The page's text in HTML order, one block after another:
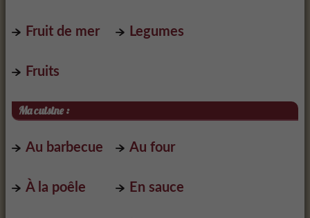
Fruit de mer Legumes
Fruits
Ma cuisine :
Au barbecue Au four
À la poêle En sauce